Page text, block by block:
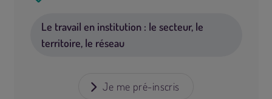
Le travail en institution : le secteur, le
territoire, le réseau
Je me pré-inscris